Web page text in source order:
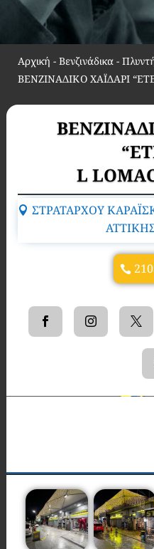
Αρχική - Βενζινάδικα -
ΒΕΝΖΙΝΑΔΙΚΟ ΧΑΪΔΑΡΙ
L
ΣΤΡΑΤΑΡΧΟΥ